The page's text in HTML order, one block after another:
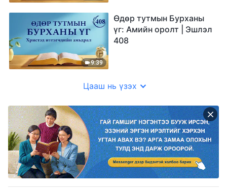
9:39
Өдөр тутмын Бурханы
үг: Амийн оролт | Эшлэл
408
Цааш нь үзэх